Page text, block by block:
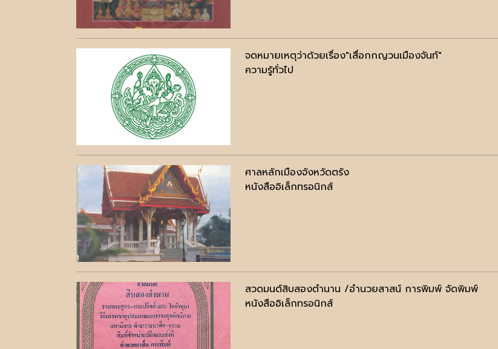
จดหมายเหตุว่าด้วยเรื่อง"เสื่อกกญวนเมืองจันท์"
ความรู้ทั่วไป
ศาลหลักเมืองจังหวัดตรัง
หนังสืออิเล็กทรอนิกส์
สวดมนต์สิบสองตำนาน /อำนวยสาสน์ การพิมพ์ จัดพิมพ์
หนังสืออิเล็กทรอนิกส์